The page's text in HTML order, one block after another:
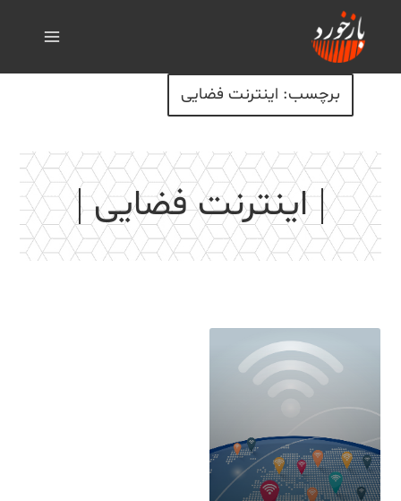
برچسب: اینترنت فضایی
اینترنت فضایی